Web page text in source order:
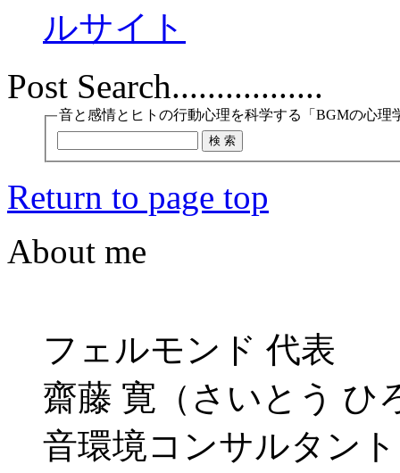
Post Search.................
音と感情とヒトの行動心理を科学する「BGMの心理
Return to page top
About me
フェルモンド 代表
齋藤 寛（さいとう ひ
音環境コンサルタン